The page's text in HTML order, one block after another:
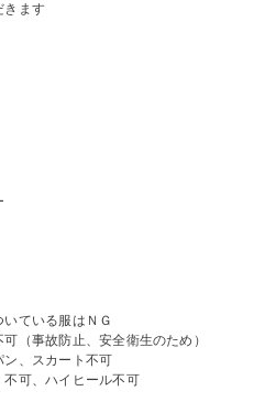
きます
ている服はＮＧ
（事故防止、安全衛生のため）
、スカート不可
可、ハイヒール不可